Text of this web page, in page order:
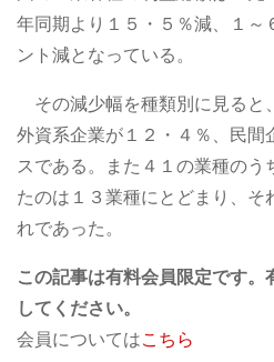
年同期より１５・５％減、１～
ント減となっている。
その減少幅を種類別に見ると
外資系企業が１２・４％、民間
スである。また４１の業種のう
たのは１３業種にとどまり、
れであった。
この記事は有料会員限定です。
してください。
会員についてはこちら